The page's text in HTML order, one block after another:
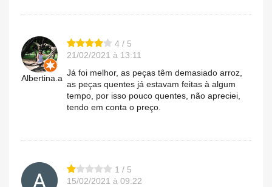
Albertina.a
4 / 5
21/02/2021 à 13:11
Já foi melhor, as peças têm demasiado arroz,
as peças quentes já estavam feitas à algum
tempo, por isso pouco quentes, não apreciei,
tendo em conta o preço.
1 / 5
15/02/2021 à 09:22